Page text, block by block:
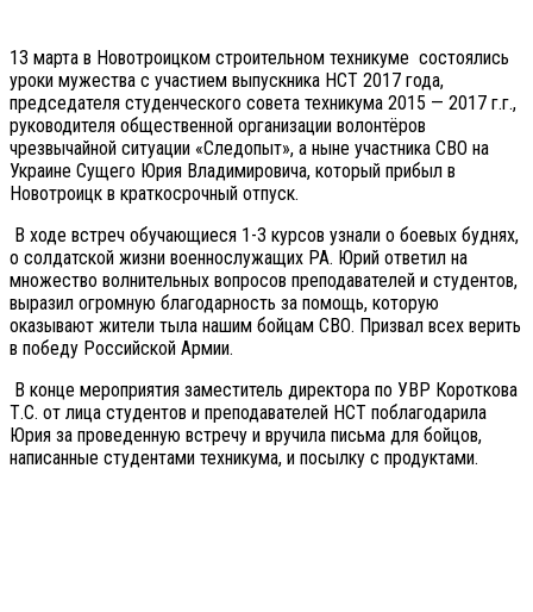
13 марта в Новотроицком строительном техникуме состоялись
уроки мужества с участием выпускника НСТ 2017 года,
председателя студенческого совета техникума 2015 — 2017 г.г.,
руководителя общественной организации волонтёров
чрезвычайной ситуации «Следопыт», а ныне участника СВО на
Украине Сущего Юрия Владимировича, который прибыл в
Новотроицк в краткосрочный отпуск.
В ходе встреч обучающиеся 1-3 курсов узнали о боевых буднях,
о солдатской жизни военнослужащих РА. Юрий ответил на
множество волнительных вопросов преподавателей и студентов,
выразил огромную благодарность за помощь, которую
оказывают жители тыла нашим бойцам СВО. Призвал всех верить
в победу Российской Армии.
В конце мероприятия заместитель директора по УВР Короткова
Т.С. от лица студентов и преподавателей НСТ поблагодарила
Юрия за проведенную встречу и вручила письма для бойцов,
написанные студентами техникума, и посылку с продуктами.